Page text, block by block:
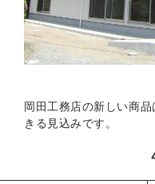
岡田工務店の新しい商
きる見込みです。